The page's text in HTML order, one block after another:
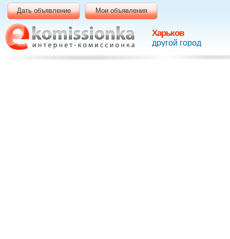
Харьков
другой город
Дать объявление Мои объявления